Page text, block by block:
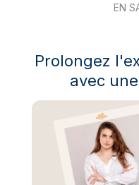
EN
Prolongez
avec